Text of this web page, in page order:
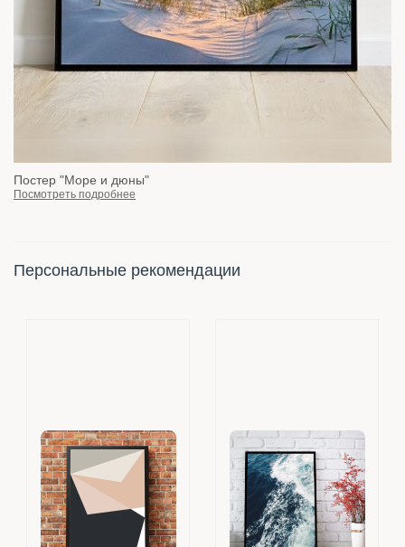
Постер "Море и дюны"
Посмотреть подробнее
Персональные рекомендации